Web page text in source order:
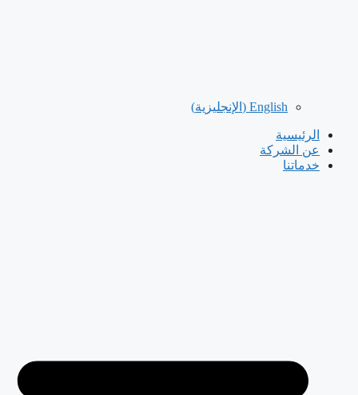
English
( الإنجليزية)
الرئيسية
عن الشركة
خدماتنا